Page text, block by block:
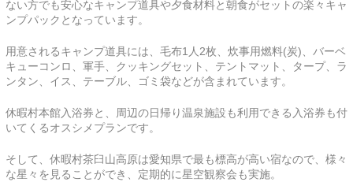
ない方でも安心なキャンプ道具や夕食材料と朝食がセットの楽々キャ
ンプパックとなっています。
用意されるキャンプ道具には、毛布1人2枚、炊事用燃料(炭)、バーベ
キューコンロ、軍手、クッキングセット、テントマット、タープ、ラ
ンタン、イス、テーブル、ゴミ袋などが含まれています。
休暇村本館入浴券と、周辺の日帰り温泉施設も利用できる入浴券も付
いてくるオスシメプランです。
そして、休暇村茶臼山高原は愛知県で最も標高が高い宿なので、様々
な星々を見ることができ、定期的に星空観察会も実施。